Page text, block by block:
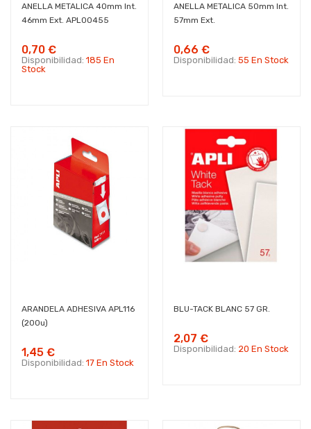
ANELLA METALICA 40mm Int.
46mm Ext. APL00455
0,70 €
Disponibilidad: 185 En
Stock
ANELLA METALICA 50mm Int.
57mm Ext.
0,66 €
Disponibilidad: 55 En Stock
ARANDELA ADHESIVA APL116
(200u)
1,45 €
Disponibilidad: 17 En Stock
BLU-TACK BLANC 57 GR.
2,07 €
Disponibilidad: 20 En Stock